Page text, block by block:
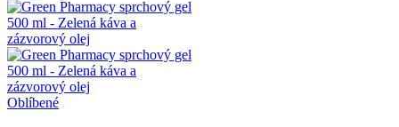
Oblíbené